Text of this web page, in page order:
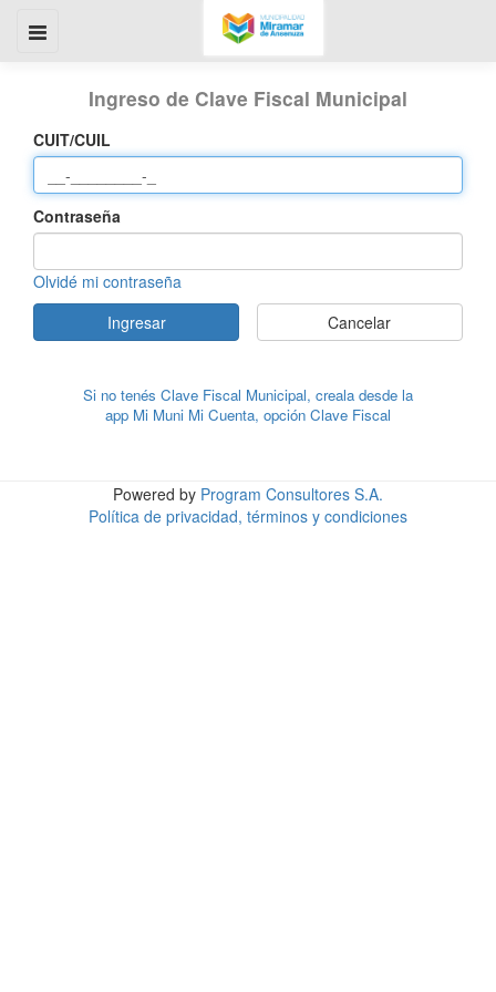
Ingreso de Clave Fiscal Municipal
CUIT/CUIL
Contraseña
Olvidé mi contraseña
Ingresar
Cancelar
Si no tenés Clave Fiscal Municipal, creala desde la
app Mi Muni Mi Cuenta, opción Clave Fiscal
Powered by Program Consultores S.A.
Política de privacidad, términos y condiciones